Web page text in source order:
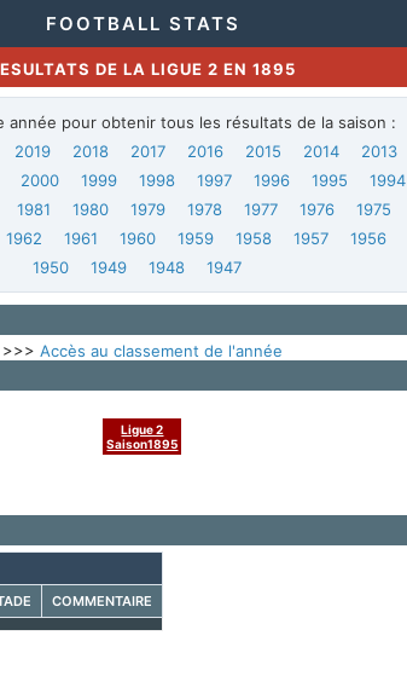
FOOTBALL STATS
DE LA LIGUE 2 EN 1895
année pour obtenir tous les résultats de la saison :
2019 2018 2017 2016 2015 2014 2013
2000 1999 1998 1997 1996 1995 1994
1981 1980 1979 1978 1977 1976 1975
1962 1961 1960 1959 1958 1957 1956
1950
1949 1948 1947
>>> Accès au classement de l'année
Ligue 2
Saison1895
COMMENTAIRE